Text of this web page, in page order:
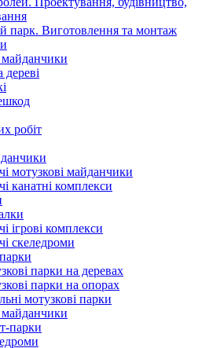
парк. Виготовлення та монтаж
робіт
мотузкові майданчики
канатні комплекси
ігрові комплекси
скеледроми
парки на деревах
парки на опорах
мотузкові парки
парки